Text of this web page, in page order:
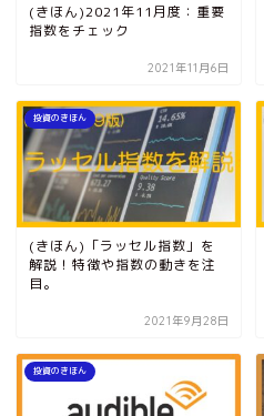
(きほん)2021年11月度：重要
指数をチェック
2021年11月6日
投資のきほん
(きほん)「ラッセル指数」を
解説！特徴や指数の動きを注
目。
2021年9月28日
投資のきほん